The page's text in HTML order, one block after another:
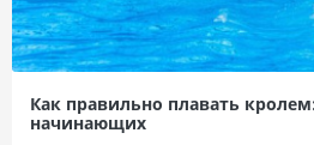
Как правильно плавать
начинающих